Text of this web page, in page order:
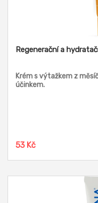
Regenerační a
Krém s výtažkem z
účinkem.
53 Kč